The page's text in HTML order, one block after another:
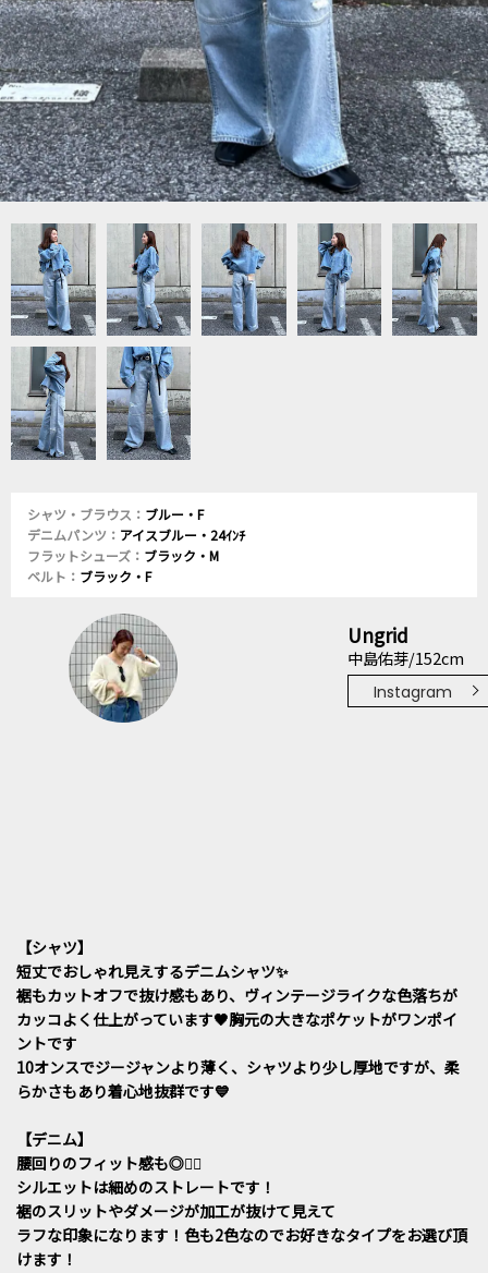
シャツ・ブラウス： ブルー・F
デニムパンツ： アイスブルー・24ｲﾝﾁ
フラットシューズ： ブラック・M
ベルト： ブラック・F
Ungrid
中島佑芽/152cm
Instagram
【シャツ】
短丈でおしゃれ見えするデニムシャツ✨
裾もカットオフで抜け感もあり、ヴィンテージライクな色落ちが
カッコよく仕上がっています🖤胸元の大きなポケットがワンポイ
ントです
10オンスでジージャンより薄く、シャツより少し厚地ですが、柔
らかさもあり着心地抜群です💙
【デニム】
腰回りのフィット感も◎🙆‍♀️
シルエットは細めのストレートです！
裾のスリットやダメージが加工が抜けて見えて
ラフな印象になります！色も2色なのでお好きなタイプをお選び頂
けます！